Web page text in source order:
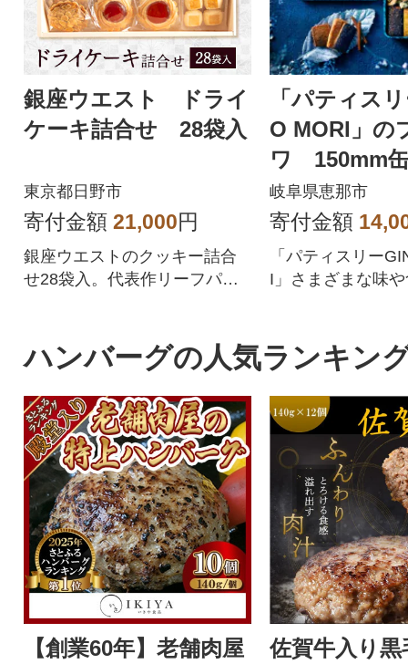
銀座ウエスト ドライ
ケーキ詰合せ 28袋入
東京都日野市
寄付金額 21,000円
銀座ウエストのクッキー詰合
せ28袋入。代表作リーフパイ
「パティス
O MORI」の
ワ 150mm
岐阜県恵那市
寄付金額
「パティスリー
I」さまざまな味
ハンバーグの人気ランキン
【創業60年】老舗肉屋
佐賀牛入り黒